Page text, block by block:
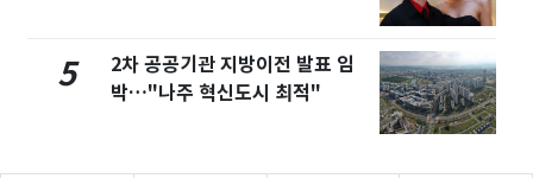
5
2차 공공기관 지방이전 발표 임
박…"나주 혁신도시 최적"